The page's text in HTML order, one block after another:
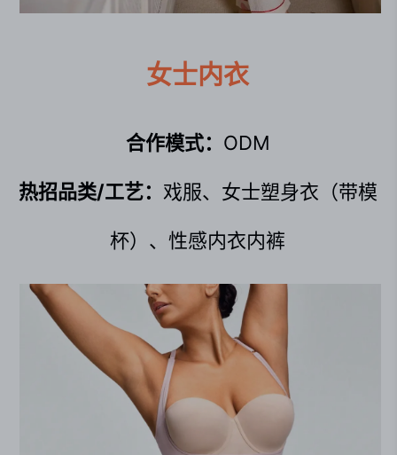
女士内衣
合作模式： ODM
热招品类/工艺： 戏服、女士塑身衣（带模
杯）、性感内衣内裤